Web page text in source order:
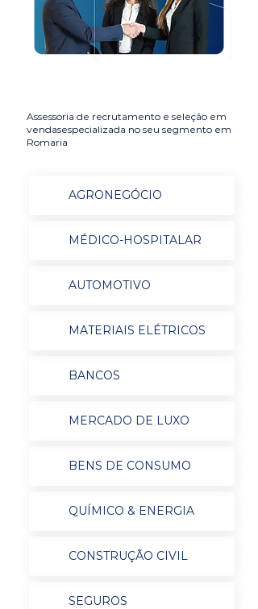
Assessoria de recrutamento e seleção em
vendasespecializada no seu segmento em
Romaria
AGRONEGÓCIO
MÉDICO-HOSPITALAR
AUTOMOTIVO
MATERIAIS ELÉTRICOS
BANCOS
MERCADO DE LUXO
BENS DE CONSUMO
QUÍMICO & ENERGIA
CONSTRUÇÃO CIVIL
SEGUROS